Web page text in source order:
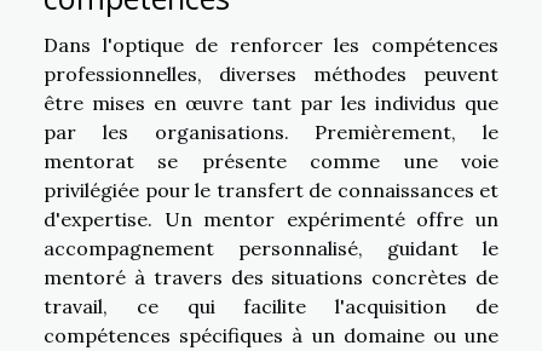
Dans l'optique de renforcer les compétences
professionnelles, diverses méthodes peuvent
être mises en œuvre tant par les individus que
par les organisations. Premièrement, le
mentorat se présente comme une voie
privilégiée pour le transfert de connaissances et
d'expertise. Un mentor expérimenté offre un
accompagnement personnalisé, guidant le
mentoré à travers des situations concrètes de
travail, ce qui facilite l'acquisition de
compétences spécifiques à un domaine ou une